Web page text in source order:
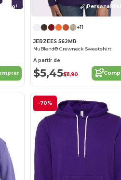
+11
JERZEES 562MR
NuBlend® Crewneck Sweatshirt
A partir de:
$5,45$11,90
-70%